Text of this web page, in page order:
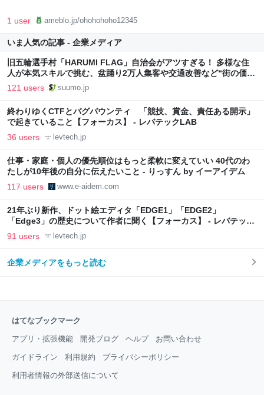
1 user ameblo.jp/ohohohoho12345
いま人気の記事 - 企業メディア
旧五輪選手村「HARUMI FLAG」自治会がアツすぎる！ 多様な住
人が本気スキルで挑む、盆踊り2万人集客や交通改善など“街の価値
向上”戦略 東京・中央区
121 users suumo.jp
終わりゆくCTFとバグバウンティ 「競技、賞金、責任ある開示」
で起きていること【フォーカス】 - レバテックLAB
36 users levtech.jp
仕事・家庭・個人の優先順位はもっと柔軟に変えていい 40代のわ
たしが10年後の自分に伝えたいこと - りっすん by イーアイデム
117 users www.e-aidem.com
21年ぶり新作、ドット絵エディタ「EDGE1」「EDGE2」
「Edge3」の歴史について作者に聞く【フォーカス】 - レバテック
LAB
91 users levtech.jp
企業メディアをもっと読む
はてなブックマーク
アプリ・拡張機能 開発ブログ ヘルプ お問い合わせ
ガイドライン 利用規約 プライバシーポリシー
利用者情報の外部送信について